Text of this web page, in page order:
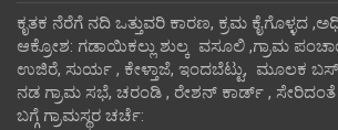
ಕೃತಕ ನೆರೆಗೆ ನದಿ ಒತ್ತುವರಿ ಕಾರಣ, ಕ್ರಮ ಕೈಗೊಳ್ಳದ
ಆಕ್ರೋಶ: ಗಡಾಯಿಕಲ್ಲು ಶುಲ್ಕ ವಸೂಲಿ ,ಗ್ರಾಮ
ಉಜಿರೆ, ಸುರ್ಯ , ಕೇಳ್ತಾಜೆ, ಇಂದಬೆಟ್ಟು, ಮೂಲಕ ಬಸ್
ನಡ ಗ್ರಾಮ ಸಭೆ, ಚರಂಡಿ , ರೇಶನ್ ಕಾರ್ಡ್ ,
ಬಗ್ಗೆ ಗ್ರಾಮಸ್ಥರ ಚರ್ಚೆ: